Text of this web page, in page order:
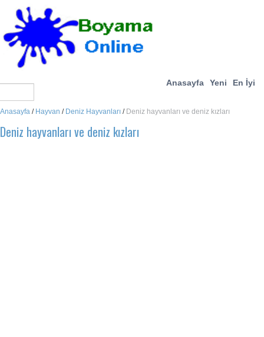
Anasayfa Yeni En İyi
Anasayfa / Hayvan / Deniz Hayvanları / Deniz hayvanları ve deniz kızları
Deniz hayvanları ve deniz kızları